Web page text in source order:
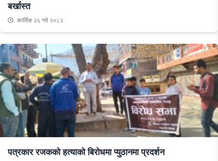
बर्खास्त
कार्तिक २६ गते २०८२
पत्रकार रजकको हत्याको बिरोधमा प्युठानमा प्रदर्शन